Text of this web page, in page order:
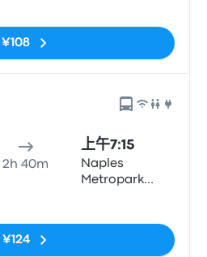
¥108
2h 40m
上午7:15
Naples
Metropark
¥124